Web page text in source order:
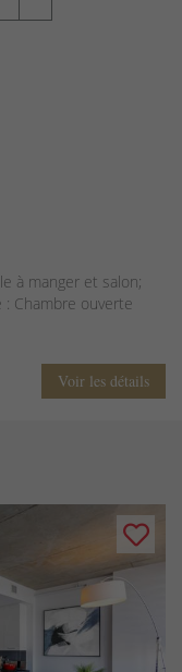
à manger et salon;
: Chambre ouverte
Voir les détails